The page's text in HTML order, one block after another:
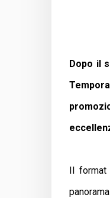
Dopo il
Il format